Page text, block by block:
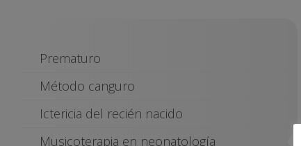
Prematuro
Método canguro
Ictericia del recién nacido
Musicoterapia en neonatología